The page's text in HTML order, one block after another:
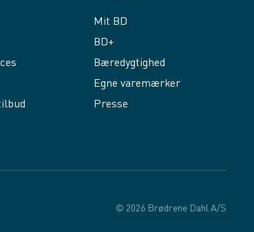
Mit BD
BD+
Bæredygtighed
Egne varemærker
Presse
© 2026 Brødrene Dahl A/S